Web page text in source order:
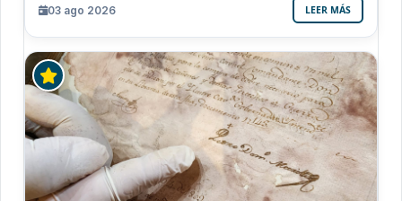
03 ago 2026 LEER MÁS